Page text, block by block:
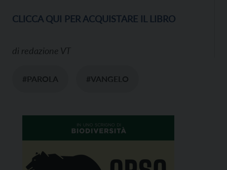
CLICCA QUI PER ACQUISTARE IL LIBRO
di redazione VT
#PAROLA #VANGELO